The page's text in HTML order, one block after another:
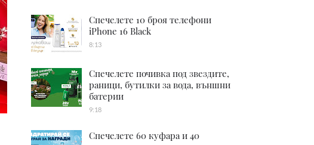
Спечелете 10 броя телефони
iPhone 16 Black
8:13
Спечелете почивка под звездите,
раници, бутилки за вода, външни
батерии
9:18
Спечелете 60 куфара и 40